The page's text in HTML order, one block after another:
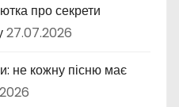
про секрети
27.07.2026
не кожну пісню має